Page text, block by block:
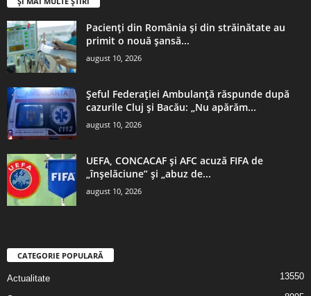
Pacienți din România și din străinătate au
primit o nouă șansă...
august 10, 2026
Șeful Federației Ambulanță răspunde după
cazurile Cluj și Bacău: „Nu apărăm...
august 10, 2026
UEFA, CONCACAF şi AFC acuză FIFA de
„înşelăciune” şi „abuz de...
august 10, 2026
CATEGORIE POPULARĂ
Actualitate 13550